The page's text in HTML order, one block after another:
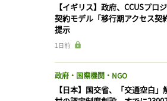
【イギリス】政府、CCUSプロ
契約モデル「移行期アクセス契
提示
1日前
政府・国際機関・NGO
【日本】国交省、「交通空白